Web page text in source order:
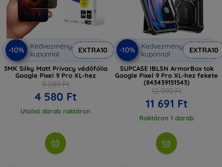
-10%
Kedvezmény
kuponnal
EXTRA10
3MK Silky Matt Privacy védőfólia
Google Pixel 9 Pro XL-hez
5 089 Ft
4 580 Ft
Utolsó darab raktáron
-10%
Kedvezmény
kuponnal
EXTRA10
SUPCASE IBLSN ArmorBox tok
Google Pixel 9 Pro XL-hez fekete
(843439151543)
12 990 Ft
11 691 Ft
Raktáron 1 darab